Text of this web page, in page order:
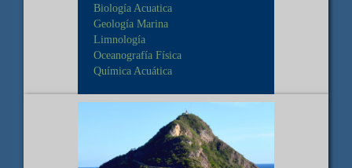
Biología Acuatica
Geología Marina
Limnología
Oceanografía Física
Química Acuática